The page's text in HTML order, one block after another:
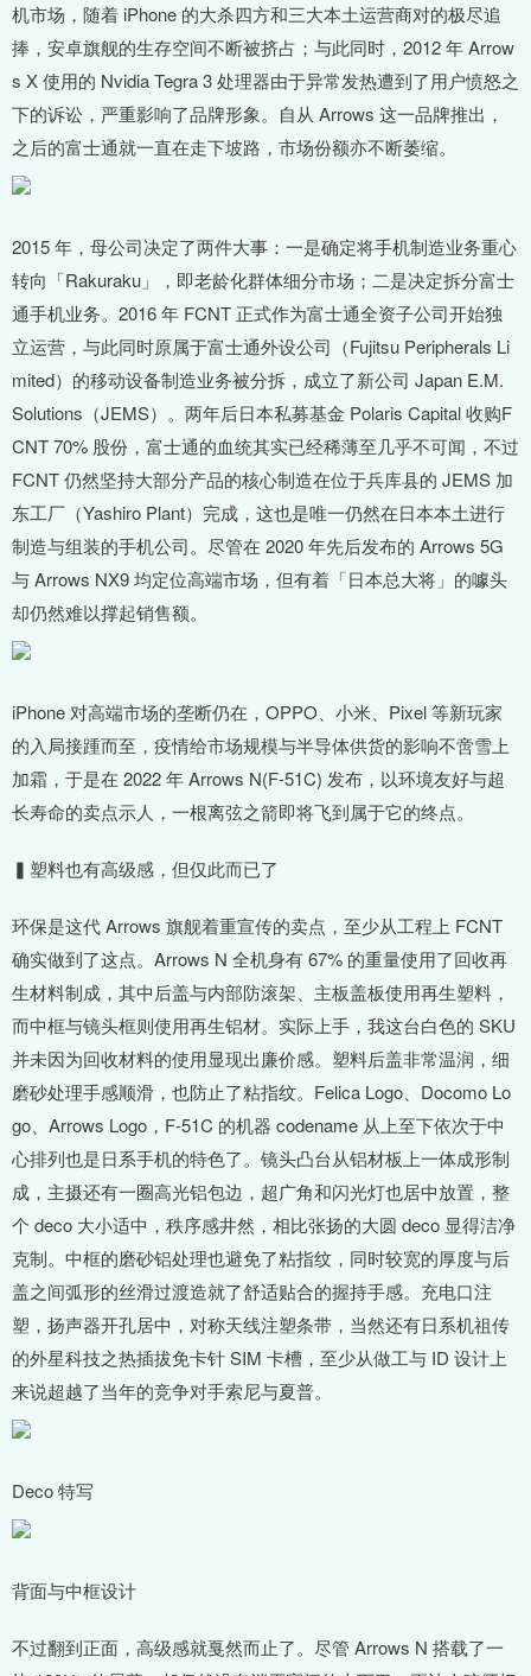
机市场，随着 iPhone 的大杀四方和三大本土运营商对的极尽追
捧，安卓旗舰的生存空间不断被挤占；与此同时，2012 年 Arrow
s X 使用的 Nvidia Tegra 3 处理器由于异常发热遭到了用户愤怒之
下的诉讼，严重影响了品牌形象。自从 Arrows 这一品牌推出，
之后的富士通就一直在走下坡路，市场份额亦不断萎缩。
2015 年，母公司决定了两件大事：一是确定将手机制造业务重心
转向「Rakuraku」，即老龄化群体细分市场；二是决定拆分富士
通手机业务。2016 年 FCNT 正式作为富士通全资子公司开始独
立运营，与此同时原属于富士通外设公司（Fujitsu Peripherals Li
mited）的移动设备制造业务被分拆，成立了新公司 Japan E.M.
Solutions（JEMS）。两年后日本私募基金 Polaris Capital 收购F
CNT 70% 股份，富士通的血统其实已经稀薄至几乎不可闻，不过
FCNT 仍然坚持大部分产品的核心制造在位于兵库县的 JEMS 加
东工厂（Yashiro Plant）完成，这也是唯一仍然在日本本土进行
制造与组装的手机公司。尽管在 2020 年先后发布的 Arrows 5G
与 Arrows NX9 均定位高端市场，但有着「日本总大将」的噱头
却仍然难以撑起销售额。
iPhone 对高端市场的垄断仍在，OPPO、小米、Pixel 等新玩家
的入局接踵而至，疫情给市场规模与半导体供货的影响不啻雪上
加霜，于是在 2022 年 Arrows N(F-51C) 发布，以环境友好与超
长寿命的卖点示人，一根离弦之箭即将飞到属于它的终点。
▍塑料也有高级感，但仅此而已了
环保是这代 Arrows 旗舰着重宣传的卖点，至少从工程上 FCNT
确实做到了这点。Arrows N 全机身有 67% 的重量使用了回收再
生材料制成，其中后盖与内部防滚架、主板盖板使用再生塑料，
而中框与镜头框则使用再生铝材。实际上手，我这台白色的 SKU
并未因为回收材料的使用显现出廉价感。塑料后盖非常温润，细
磨砂处理手感顺滑，也防止了粘指纹。Felica Logo、Docomo Lo
go、Arrows Logo，F-51C 的机器 codename 从上至下依次于中
心排列也是日系手机的特色了。镜头凸台从铝材板上一体成形制
成，主摄还有一圈高光铝包边，超广角和闪光灯也居中放置，整
个 deco 大小适中，秩序感井然，相比张扬的大圆 deco 显得洁净
克制。中框的磨砂铝处理也避免了粘指纹，同时较宽的厚度与后
盖之间弧形的丝滑过渡造就了舒适贴合的握持手感。充电口注
塑，扬声器开孔居中，对称天线注塑条带，当然还有日系机祖传
的外星科技之热插拔免卡针 SIM 卡槽，至少从做工与 ID 设计上
来说超越了当年的竞争对手索尼与夏普。
Deco 特写
背面与中框设计
不过翻到正面，高级感就戛然而止了。尽管 Arrows N 搭载了一